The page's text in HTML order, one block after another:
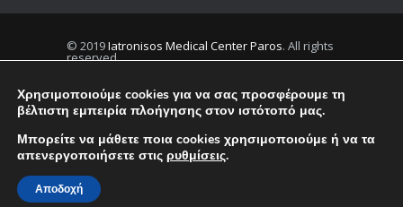
© 2019Iatronisos Medical Center Paros. All rights
reserved.
Privacy
Χρησιμοποιούμε cookies για να σας προσφέρουμε τη
βέλτιστη εμπειρία πλοήγησης στον ιστότοπό μας.
Μπορείτε να μάθετε ποια cookies χρησιμοποιούμε ή να τα
απενεργοποιήσετε στις ρυθμίσεις.
Αποδοχή